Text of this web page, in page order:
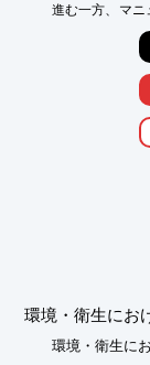
進む一方、マニ
と、必要な情
i-ShareDXは、
操作手順をク
テゴリ検索・
す。レビュー
環境・衛生にお
環境・衛生に